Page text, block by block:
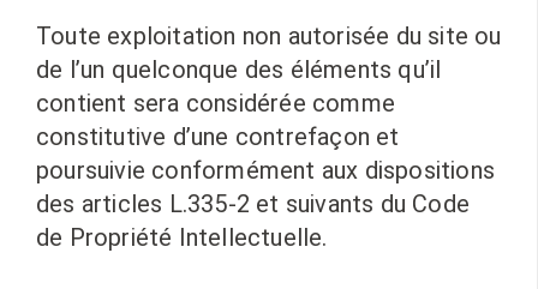
Toute exploitation non autorisée du site ou
de l’un quelconque des éléments qu’il
contient sera considérée comme
constitutive d’une contrefaçon et
poursuivie conformément aux dispositions
des articles L.335-2 et suivants du Code
de Propriété Intellectuelle.